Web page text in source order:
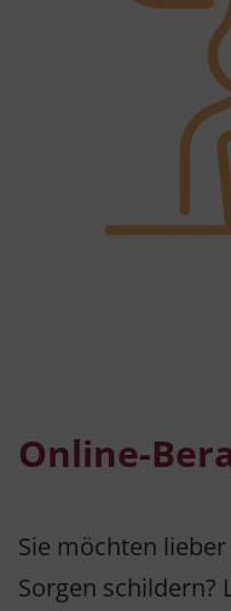
Online-
Sie möchten
Sorgen schildern?